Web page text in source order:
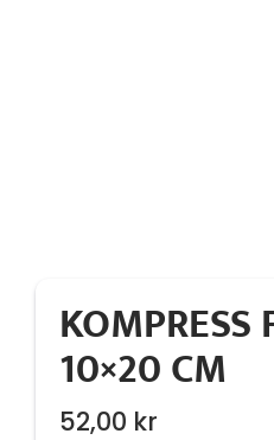
KOMPRESS
10×20 CM
52,00 kr